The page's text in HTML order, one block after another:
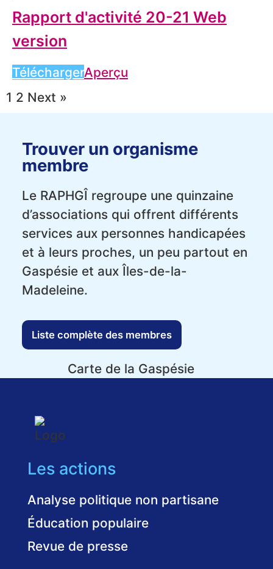
Rapport d'activité 20-21 Web
version
TéléchargerAperçu
1 2 Next »
Trouver un organisme
membre
Le RAPHGÎ regroupe une quinzaine
d’associations qui offrent différents
services aux personnes handicapées
et à leurs proches, un peu partout en
Gaspésie et aux Îles-de-la-
Madeleine.
Liste complète des membres
Les actions
Analyse politique non partisane
Éducation populaire
Revue de presse